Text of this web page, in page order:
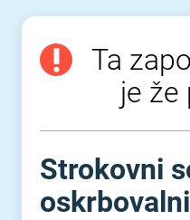
Ta
je že
Strokovni